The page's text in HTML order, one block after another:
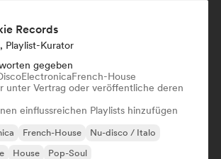
Records
Playlist-Kurator
gegeben
ElectronicaFrench-House
unter Vertrag oder veröffentliche deren
einflussreichen Playlists hinzufügen
French-House
Nu-disco / Italo
House Pop-Soul